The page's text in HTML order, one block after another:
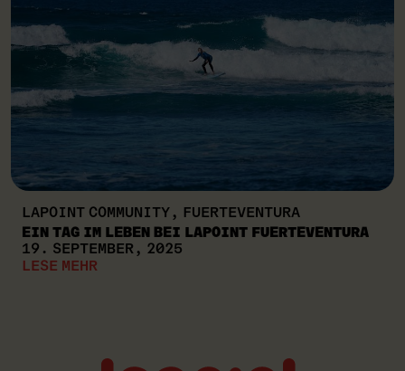
LAPOINT COMMUNITY, FUERTEVENTURA
EIN TAG IM LEBEN BEI LAPOINT FUERTEVENTURA
19. SEPTEMBER, 2025
LESE MEHR